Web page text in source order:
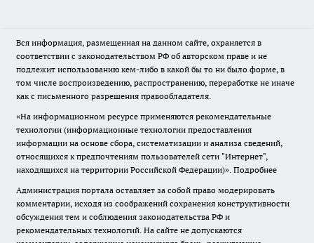
Вся информация, размещенная на данном сайте, охраняется в
соответствии с законодательством РФ об авторском праве и не
подлежит использованию кем-либо в какой бы то ни было форме, в
том числе воспроизведению, распространению, переработке не иначе
как с письменного разрешения правообладателя.
«На информационном ресурсе применяются рекомендательные
технологии (информационные технологии предоставления
информации на основе сбора, систематизации и анализа сведений,
относящихся к предпочтениям пользователей сети "Интернет",
находящихся на территории Российской Федерации)». Подробнее
Администрация портала оставляет за собой право модерировать
комментарии, исходя из соображений сохранения конструктивности
обсуждения тем и соблюдения законодательства РФ и
рекомендательных технологий. На сайте не допускаются